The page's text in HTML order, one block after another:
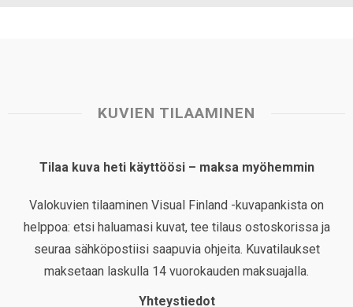
KUVIEN TILAAMINEN
Tilaa kuva heti käyttöösi – maksa myöhemmin
Valokuvien tilaaminen Visual Finland -kuvapankista on
helppoa: etsi haluamasi kuvat, tee tilaus ostoskorissa ja
seuraa sähköpostiisi saapuvia ohjeita. Kuvatilaukset
maksetaan laskulla 14 vuorokauden maksuajalla.
Yhteystiedot